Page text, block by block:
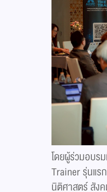
โดยผู้ร่วมอบร
Trainer รุ่นแร
นิติศาสตร์ สัง